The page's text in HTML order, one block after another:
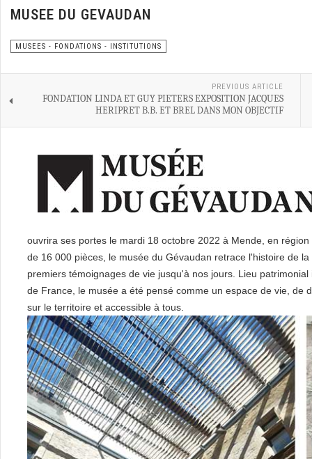
MUSEE DU GEVAUDAN
MUSEES - FONDATIONS - INSTITUTIONS
PREVIOUS ARTICLE
FONDATION LINDA ET GUY PIETERS EXPOSITION JACQUES
HERIPRET B.B. ET BREL DANS MON OBJECTIF
ouvrira ses portes le mardi 18 octobre 2022 à Mende, en
de 16 000 pièces, le musée du Gévaudan retrace l'histoire de
premiers témoignages de vie jusqu'à nos jours. Lieu
de France, le musée a été pensé comme un espace de vie, de
sur le territoire et accessible à tous.